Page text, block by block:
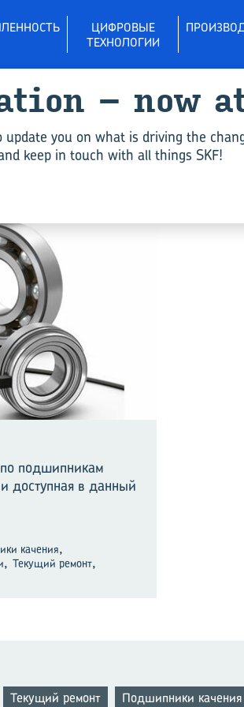
ЦИФРОВЫЕ
ТЕХНОЛОГИИ
подшипникам
доступная в данный
качения,
, Текущий ремонт,
Текущий ремонт Подшипники качения
– now
you on what is driving the
keep in touch with all things SKF!